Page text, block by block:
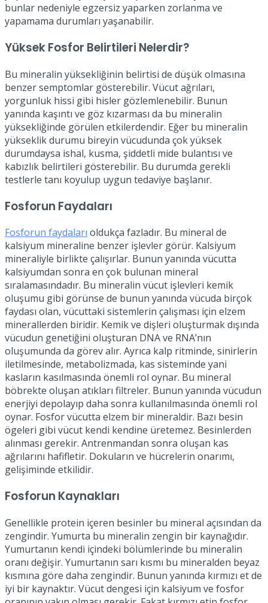
bunlar nedeniyle egzersiz yaparken zorlanma ve
yapamama durumları yaşanabilir.
Yüksek Fosfor Belirtileri Nelerdir?
Bu mineralin yüksekliğinin belirtisi de düşük olmasına
benzer semptomlar gösterebilir. Vücut ağrıları,
yorgunluk hissi gibi hisler gözlemlenebilir. Bunun
yanında kaşıntı ve göz kızarması da bu mineralin
yüksekliğinde görülen etkilerdendir. Eğer bu mineralin
yükseklik durumu bireyin vücudunda çok yüksek
durumdaysa ishal, kusma, şiddetli mide bulantısı ve
kabızlık belirtileri gösterebilir. Bu durumda gerekli
testlerle tanı koyulup uygun tedaviye başlanır.
Fosforun Faydaları
Fosforun faydaları oldukça fazladır. Bu mineral de
kalsiyum mineraline benzer işlevler görür. Kalsiyum
mineraliyle birlikte çalışırlar. Bunun yanında vücutta
kalsiyumdan sonra en çok bulunan mineral
sıralamasındadır. Bu mineralin vücut işlevleri kemik
oluşumu gibi görünse de bunun yanında vücuda birçok
faydası olan, vücuttaki sistemlerin çalışması için elzem
minerallerden biridir. Kemik ve dişleri oluşturmak dışında
vücudun genetiğini oluşturan DNA ve RNA’nın
oluşumunda da görev alır. Ayrıca kalp ritminde, sinirlerin
iletilmesinde, metabolizmada, kas sisteminde yani
kasların kasılmasında önemli rol oynar. Bu mineral
böbrekte oluşan atıkları filtreler. Bunun yanında vücudun
enerjiyi depolayıp daha sonra kullanılmasında önemli rol
oynar. Fosfor vücutta elzem bir mineraldir. Bazı besin
ögeleri gibi vücut kendi kendine üretemez. Besinlerden
alınması gerekir. Antrenmandan sonra oluşan kas
ağrılarını hafifletir. Dokuların ve hücrelerin onarımı,
gelişiminde etkilidir.
Fosforun Kaynakları
Genellikle protein içeren besinler bu mineral açısından da
zengindir. Yumurta bu mineralin zengin bir kaynağıdır.
Yumurtanın kendi içindeki bölümlerinde bu mineralin
oranı değişir. Yumurtanın sarı kısmı bu mineralden beyaz
kısmına göre daha zengindir. Bunun yanında kırmızı et de
iyi bir kaynaktır. Vücut dengesi için kalsiyum ve fosfor